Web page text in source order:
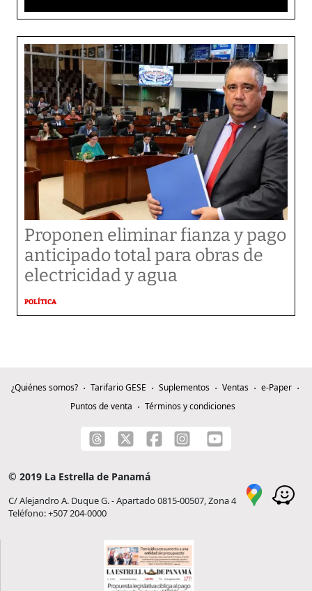
Proponen eliminar fianza y pago
anticipado total para obras de
electricidad y agua
POLÍTICA
¿Quiénes somos? Tarifario GESE Suplementos Ventas
e-Paper
Puntos de venta
Términos y condiciones
© 2019 La Estrella de Panamá
C/ Alejandro A. Duque G. - Apartado 0815-00507, Zona 4
Teléfono: +507 204-0000